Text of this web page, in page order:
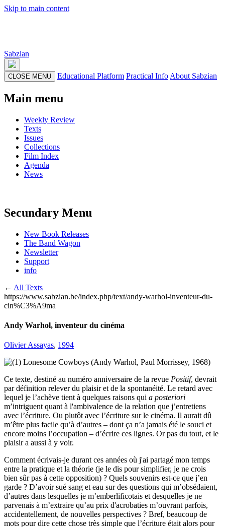
Skip to main content
Sabzian
CLOSE MENU Educational Platform Practical Info About Sabzian
Main menu
Weekly Review
Texts
Issues
Collections
Film Index
Agenda
News
Secundary Menu
New Book Releases
The Band Wagon
Newsletter
Support
info
← All Texts
https://www.sabzian.be/index.php/text/andy-warhol-inventeur-du-
cin%C3%A9ma
Andy Warhol, inventeur du cinéma
Olivier Assayas, 1994
Ce texte, destiné au numéro anniversaire de la revue Positif, devrait
par définition relever du plaisir et de la spontanéité. Le retard avec
lequel je l’achève tient à quelques raisons qui a posteriori
m’intriguent quant à l'ambivalence de la relation que j’entretiens
avec l’écriture. Ou plutôt avec l’écriture sur le cinéma. Il aurait dû
m’être plus facile qu’à d’autres – dont ça n’a jamais été le souci et
encore moins l’occupation – d’écrire ces lignes. Or pas du tout, et le
plaisir a aussi à y voir.
Comment écrivais-je durant ces années où j'ai partagé mon temps
entre la pratique et la théorie (je le dis pour simplifier, je ne crois
bien sûr pas à cette opposition) ? Quels souvenirs est-ce que j’en
garde ? D’avoir sué sang et eau sur des questions qui m’obsédaient,
d’autres dans lesquelles je m’emberlificotais et desquelles je ne
parvenais à m’extraire qu’au prix d'acrobaties m’ouvrant parfois,
accidentellement, de nouvelles perspectives ? Bref, beaucoup de
mots pour dire cette chose très simple que l’écriture était alors pour